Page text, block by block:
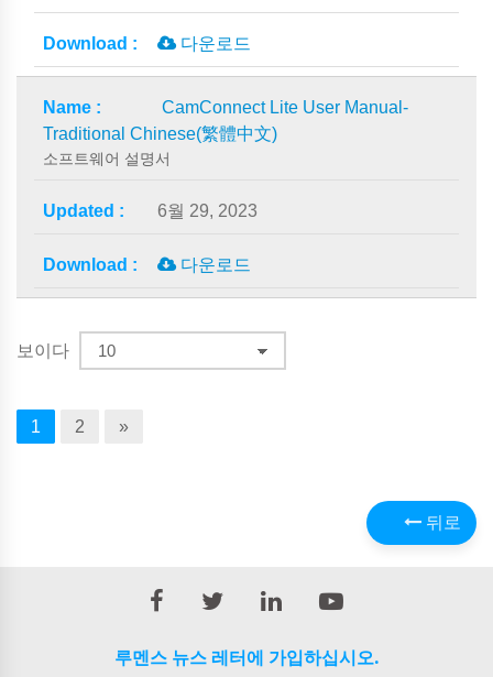
다운로드
CamConnect Lite User Manual-
Traditional Chinese(繁體中文)
소프트웨어 설명서
6월 29, 2023
다운로드
보이다
1 2 »
뒤로
루멘스 뉴스 레터에 가입하십시오.